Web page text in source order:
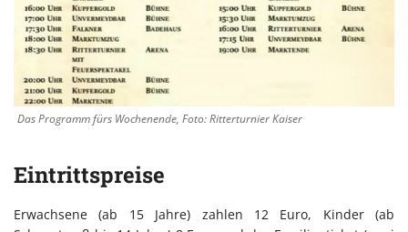
Das Programm fürs Wochenende, Foto: Ritterturnier Kaiser
Eintrittspreise
Erwachsene (ab 15 Jahre) zahlen 12 Euro, Kinder (ab